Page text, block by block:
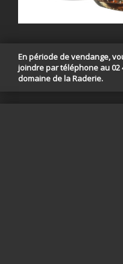
En période de vendange,
joindre par téléphone au 02
domaine de la Raderie.